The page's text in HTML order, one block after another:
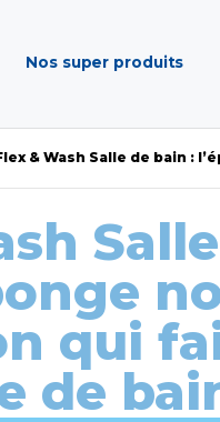
Nos super produits
& Wash Salle de bain :
qui
de